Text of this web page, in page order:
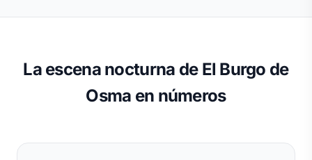
La escena nocturna de El Burgo de
Osma en números